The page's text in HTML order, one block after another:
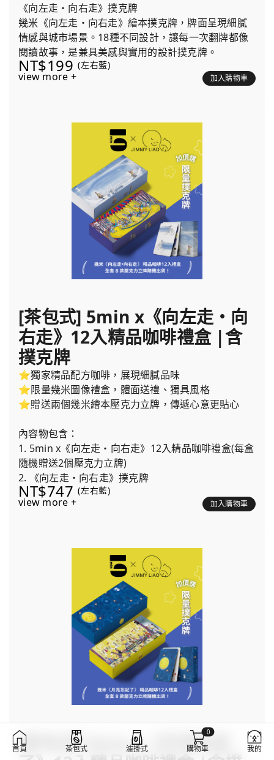
《向左走・向右走》撲克牌
幾米《向左走・向右走》繪本撲克牌，牌面呈現細膩
情感與城市場景。18種不同設計，讓每一次翻牌都像
閱讀故事，是兼具美感與實用的設計撲克牌。
NT$199 (左右藍)
view more + 加入購物車
[茶包式] 5min x《向左走・向
右走》12入精品咖啡禮盒 |含
撲克牌
⭐獨家精品配方咖啡，展現細膩品味
⭐限量幾米圖像禮盒，體面送禮、獨具風格
⭐贈送兩個幾米繪本壓克力立牌，傳遞心意更貼心
內容物包含：
1. 5min x《向左走・向右走》12入精品咖啡禮盒(每盒
隨機贈送2個壓克力立牌)
2. 《向左走・向右走》撲克牌
NT$747 (左右藍)
view more + 加入購物車
[茶包式] 5min x《月亮忘記
首頁 茶包式 濾掛式 購物車
0
我的